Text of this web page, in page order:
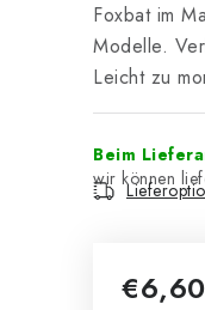
Foxbat im
Modelle.
Leicht zu
Beim
€6,60